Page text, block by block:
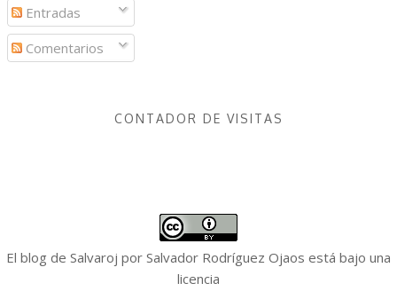
Entradas
Comentarios
CONTADOR DE VISITAS
El blog de Salvaroj por Salvador Rodríguez Ojaos está bajo una
licencia